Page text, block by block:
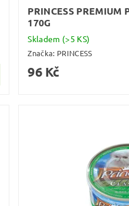
PRINCESS PREMIUM
170G
Skladem (>5 KS)
Značka: PRINCESS
96 Kč